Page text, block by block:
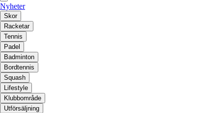
Nyheter
Skor
Racketar
Tennis
Padel
Badminton
Bordtennis
Squash
Lifestyle
Klubbområde
Utförsäljning